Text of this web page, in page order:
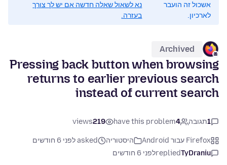
אשכול זה הועבר
לארכיון.
נא לשאול שאלה חדשה אם יש לך צורך
בעזרה.
Archived
Pressing back button when browsing
returns to earlier previous search
instead of current search
1תגובה 4
have this problem
219
views
Firefox עבור Android היסטוריה
asked לפני 6 חודשים
TyDraniu
repliedלפני 6 חודשים